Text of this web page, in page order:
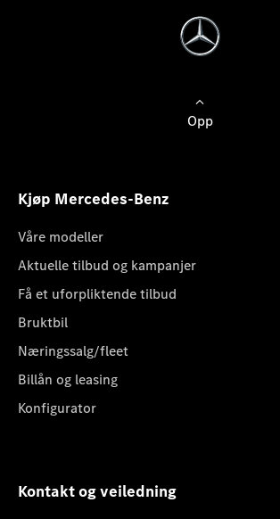
Opp
Kjøp Mercedes-Benz
Våre modeller
Aktuelle tilbud og kampanjer
Få et uforpliktende tilbud
Bruktbil
Næringssalg/fleet
Billån og leasing
Konfigurator
Kontakt og veiledning